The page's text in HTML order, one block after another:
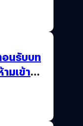
อนรับบท
มเข้าพบ